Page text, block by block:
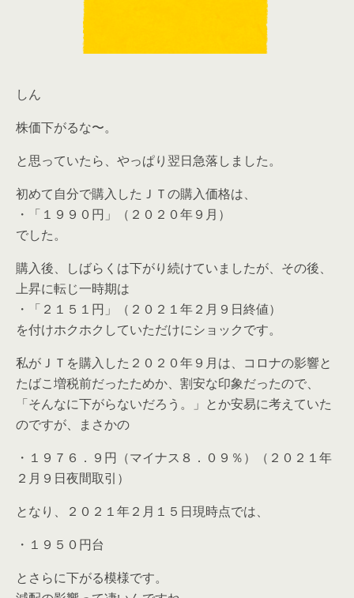
しん
株価下がるな〜。
と思っていたら、やっぱり翌日急落しました。
初めて自分で購入したＪＴの購入価格は、
・「１９９０円」（２０２０年９月）
でした。
購入後、しばらくは下がり続けていましたが、その後、
上昇に転じ一時期は
・「２１５１円」（２０２１年２月９日終値）
を付けホクホクしていただけにショックです。
私がＪＴを購入した２０２０年９月は、コロナの影響と
たばこ増税前だったためか、割安な印象だったので、
「そんなに下がらないだろう。」とか安易に考えていた
のですが、まさかの
・１９７６．９円（マイナス８．０９％）（２０２１年
２月９日夜間取引）
となり、２０２１年２月１５日現時点では、
・１９５０円台
とさらに下がる模様です。